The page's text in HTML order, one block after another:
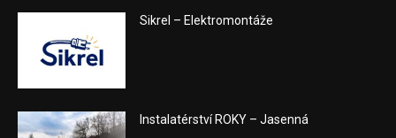
Sikrel – Elektromontáže
Instalatérství ROKY – Jasenná